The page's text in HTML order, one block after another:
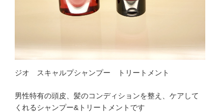
ジオ スキャルプシャンプー トリートメント
男性特有の頭皮、髪のコンディションを整え、ケアして
くれるシャンプー&トリートメントです